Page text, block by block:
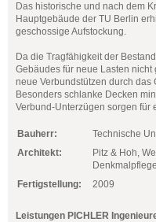
Das historische und nach dem
Hauptgebäude der TU Berlin
geschossige Aufstockung.
Da die Tragfähigkeit der
Gebäudes für neue Lasten
neue Verbundstützen durch
Besonders schlanke Decken
Verbund-Unterzügen sorgen
Bauherr:
Technische
Architekt:
Pitz & Hoh,
Fertigstellung:
2009
Leistungen PICHLER